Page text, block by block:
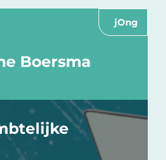
jOng
Boersma